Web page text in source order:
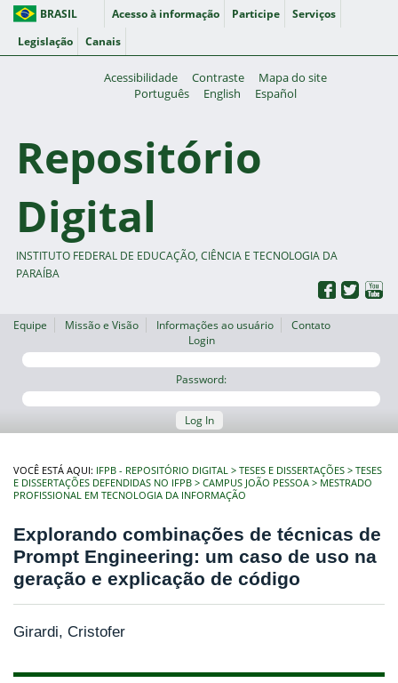
BRASIL Acesso à informação Participe
Serviços
Legislação
Canais
Acessibilidade Contraste
Mapa do site
Português
English Español
Repositório
Digital
INSTITUTO FEDERAL DE EDUCAÇÃO, CIÊNCIA E TECNOLOGIA DA
PARAÍBA
Equipe Missão e Visão Informações ao usuário
Contato
Login
Password:
Log In
VOCÊ ESTÁ AQUI: IFPB - REPOSITÓRIO DIGITAL TESES E DISSERTAÇÕES
TESES
E DISSERTAÇÕES DEFENDIDAS NO IFPB
CAMPUS JOÃO PESSOA
MESTRADO
PROFISSIONAL EM TECNOLOGIA DA INFORMAÇÃO
Explorando combinações de técnicas de
Prompt Engineering: um caso de uso na
geração e explicação de código
Girardi, Cristofer